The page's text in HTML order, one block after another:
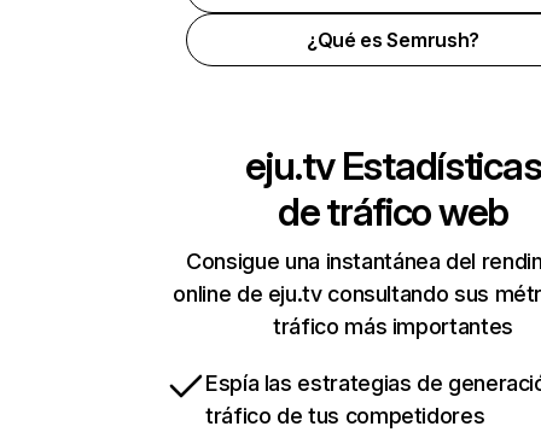
¿Qué es Semrush?
eju.tvEstadísticas
de tráfico web
Consigue una instantánea del
online de eju.tv consultando sus
tráfico más importantes
Espía las estrategias de
tráfico de tus competidores